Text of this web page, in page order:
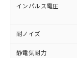
インパルス電圧
耐ノイズ
静電気耐力
商品
(税
本サ
非含有の対
非該当品
害物質有
仕入先様
いたものが
※1 中国
「○」：
基準値以
「×」：
基準値を超